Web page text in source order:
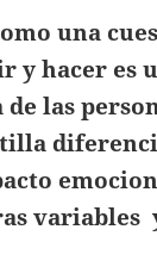
una
y hacer es
las
variables